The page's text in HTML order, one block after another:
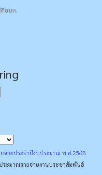
อบต.
จ่ายประจําปีงบประมาณ พ.ศ.2568
ะมาณรายจ่ายงานประชาสัมพันธ์